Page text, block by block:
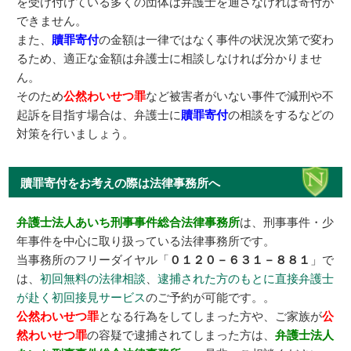
できません。
また、 贖罪寄付の金額は一律ではなく事件の状況次第で変わ
るため、適正な金額は弁護士に相談しなければ分かりませ
ん。
そのため公然わいせつ罪など被害者がいない事件で減刑や不
起訴を目指す場合は、弁護士に贖罪寄付の相談をするなどの
対策を行いましょう。
贖罪寄付をお考えの際は法律事務所へ
弁護士法人あいち刑事事件総合法律事務所は、刑事事件・少
年事件を中心に取り扱っている法律事務所です。
当事務所のフリーダイヤル「 ０１２０－６３１－８８１ 」で
は、初回無料の法律相談 、逮捕された方のもとに直接弁護士
が赴く初回接見サービスのご予約が可能です。。
公然わいせつ罪となる行為をしてしまった方や、ご家族が公
然わいせつ罪の容疑で逮捕されてしまった方は、弁護士法人